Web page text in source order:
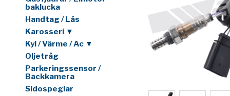
baklucka
Handtag / Lås
Karosseri ▼
Kyl / Värme / Ac ▼
Oljetråg
Parkeringssensor /
Backkamera
Sidospeglar